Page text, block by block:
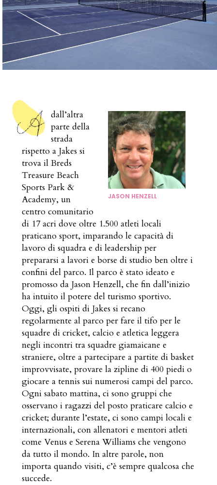
JASON HENZELL
dall’altra
parte della
strada
rispetto a Jakes si
trova il Breds
Treasure Beach
Sports Park &
Academy, un
centro comunitario
di 17 acri dove oltre 1.500 atleti locali
praticano sport, imparando le capacità di
lavoro di squadra e di leadership per
prepararsi a lavori e borse di studio ben oltre i
confini del parco. Il parco è stato ideato e
promosso da Jason Henzell, che fin dall’inizio
ha intuito il potere del turismo sportivo.
Oggi, gli ospiti di Jakes si recano
regolarmente al parco per fare il tifo per le
squadre di cricket, calcio e atletica leggera
negli incontri tra squadre giamaicane e
straniere, oltre a partecipare a partite di basket
improvvisate, provare la zipline di 400 piedi o
giocare a tennis sui numerosi campi del parco.
Ogni sabato mattina, ci sono gruppi che
osservano i ragazzi del posto praticare calcio e
cricket; durante l’estate, ci sono campi locali e
internazionali, con allenatori e mentori atleti
come Venus e Serena Williams che vengono
da tutto il mondo. In altre parole, non
importa quando visiti, c’è sempre qualcosa che
succede.